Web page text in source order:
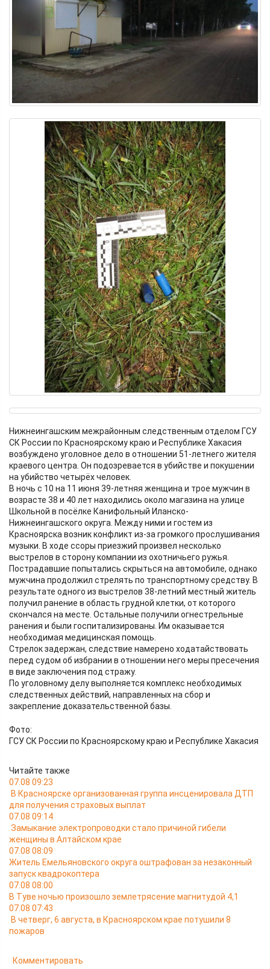
Нижнеингашским межрайонным следственным отделом ГСУ
СК России по Красноярскому краю и Республике Хакасия
возбуждено уголовное дело в отношении 51-летнего жителя
краевого центра. Он подозревается в убийстве и покушении
на убийство четырёх человек.
В ночь с 10 на 11 июня 39-летняя женщина и трое мужчин в
возрасте 38 и 40 лет находились около магазина на улице
Школьной в посёлке Канифольный Иланско-
Нижнеингашского округа. Между ними и гостем из
Красноярска возник конфликт из-за громкого прослушивания
музыки. В ходе ссоры приезжий произвел несколько
выстрелов в сторону компании из охотничьего ружья.
Пострадавшие попытались скрыться на автомобиле, однако
мужчина продолжил стрелять по транспортному средству. В
результате одного из выстрелов 38-летний местный житель
получил ранение в область грудной клетки, от которого
скончался на месте. Остальные получили огнестрельные
ранения и были госпитализированы. Им оказывается
необходимая медицинская помощь.
Стрелок задержан, следствие намерено ходатайствовать
перед судом об избрании в отношении него меры пресечения
в виде заключения под стражу.
По уголовному делу выполняется комплекс необходимых
следственных действий, направленных на сбор и
закрепление доказательственной базы.
Фото:
ГСУ СК России по Красноярскому краю и Республике Хакасия
Читайте также
07.08 09:23
В Красноярске организованная группа инсценировала ДТП
для получения страховых выплат
07.08 09:14
Замыкание электропроводки стало причиной гибели
женщины в Алтайском крае
07.08 08:09
Житель Емельяновского округа оштрафован за незаконный
запуск квадрокоптера
07.08 08:00
В Туве ночью произошло землетрясение магнитудой 4,1
07.08 07:43
В четверг, 6 августа, в Красноярском крае потушили 8
пожаров
Комментировать